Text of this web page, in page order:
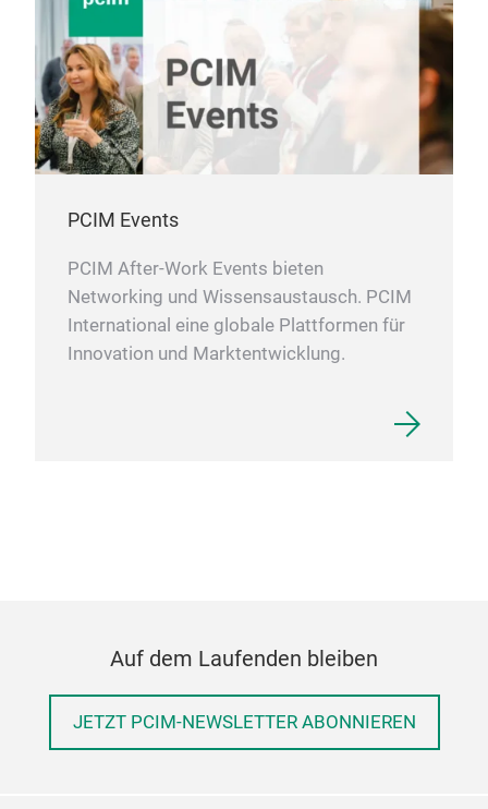
PCIM Events
PCIM After-Work Events bieten
Networking und Wissensaustausch. PCIM
International eine globale Plattformen für
Innovation und Marktentwicklung.
Auf dem Laufenden bleiben
JETZT PCIM-NEWSLETTER ABONNIEREN